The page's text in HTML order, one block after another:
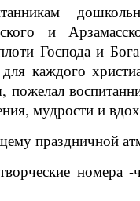
и
Господа и
каждого
мудрости и
праздничной
номера